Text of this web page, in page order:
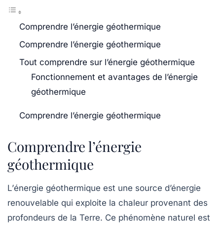
Comprendre l’énergie géothermique
Comprendre l’énergie géothermique
Tout comprendre sur l’énergie géothermique
Fonctionnement et avantages de l’énergie
géothermique
Comprendre l’énergie géothermique
Comprendre l’énergie
géothermique
L’énergie géothermique est une source d’énergie
renouvelable qui exploite la chaleur provenant des
profondeurs de la Terre. Ce phénomène naturel est